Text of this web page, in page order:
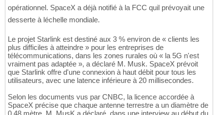
opérationnel. SpaceX a déjà notifié à la FCC quil prévoyait une
desserte à léchelle mondiale.
Le projet Starlink est destiné aux 3 % environ de « clients les
plus difficiles à atteindre » pour les entreprises de
télécommunications, dans les zones rurales où « la 5G n'est
vraiment pas adaptée », a déclaré M. Musk. SpaceX prévoit
que Starlink offre d'une connexion à haut débit pour tous les
utilisateurs, avec une latence inférieure à 20 millisecondes.
Selon les documents vus par CNBC, la licence accordée à
SpaceX précise que chaque antenne terrestre a un diamètre de
0,48 mètre. M. MusK a déclaré, dans une interview au début du